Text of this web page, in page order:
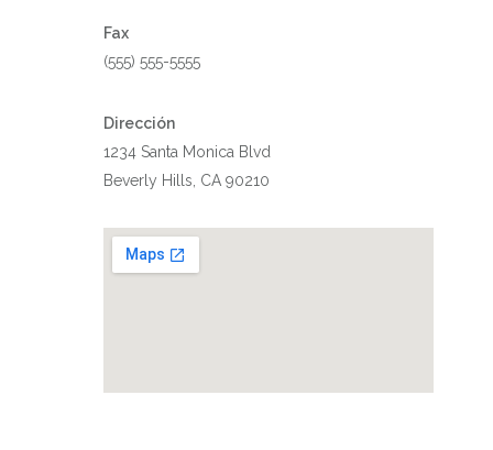
Fax
(555) 555-5555
Dirección
1234 Santa Monica Blvd
Beverly Hills, CA 90210